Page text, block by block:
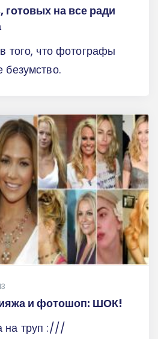
на все ради
того, что фотографы
и фотошоп: ШОК!
на труп :///